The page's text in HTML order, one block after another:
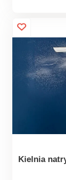
Kielnia